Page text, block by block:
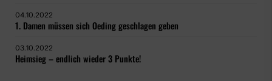
04.10.2022
1. Damen müssen sich Oeding geschlagen geben
03.10.2022
Heimsieg – endlich wieder 3 Punkte!